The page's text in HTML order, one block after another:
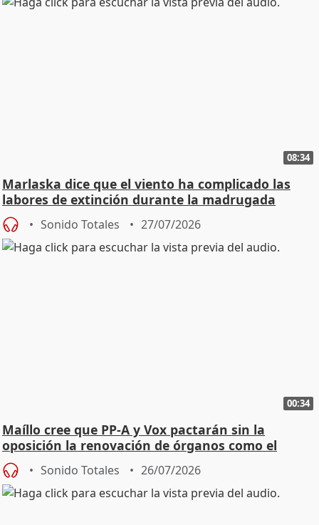
08:34
Marlaska dice que el viento ha complicado las
labores de extinción durante la madrugada
Sonido Totales 27/07/2026
00:34
Maíllo cree que PP-A y Vox pactarán sin la
oposición la renovación de órganos como el
Defensor
Sonido Totales 26/07/2026